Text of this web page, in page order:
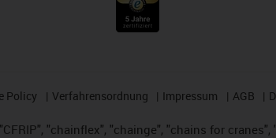
Policy Verfahrensordnung Impressum AGB
"chainflex", "chainge", "chains for